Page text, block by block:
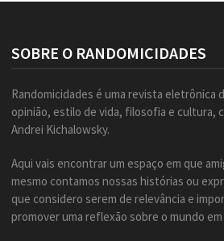
SOBRE O RANDOMICIDADES
Randomicidades é uma revista eletrônica
opinião, estilo de vida, filosofia e cultura,
Andrei Kichalowsky.
Aqui vais encontrar um espaço em que
mesmo contamos nossas histórias ou
que considero serem de relevância e
promover uma reflexão sobre o mundo